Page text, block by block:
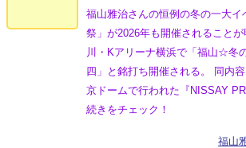
福山雅治さんの恒例の冬の一大イ
祭」が2026年も開催されること
川・Kアリーナ横浜で「福山☆冬
四」と銘打ち開催される。 同内
京ドームで行われた『NISSAY
続きをチェック！
福山